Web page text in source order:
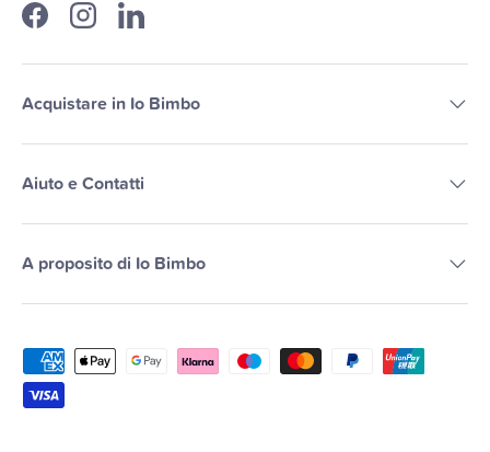
FacebookInstagramLinkedIn
Acquistare in Io Bimbo
Aiuto e Contatti
A proposito di Io Bimbo
Metodi di pagamento accettati